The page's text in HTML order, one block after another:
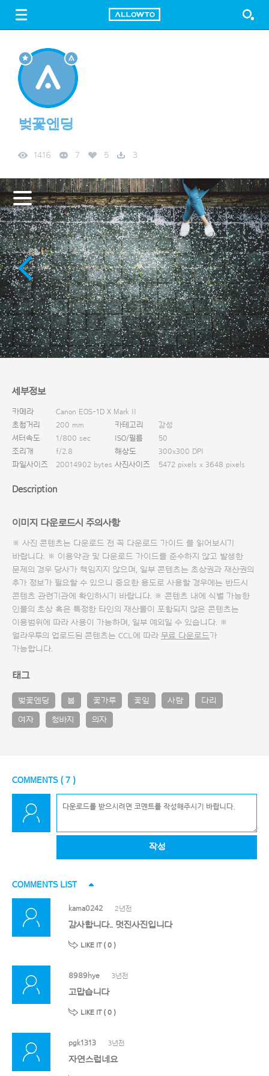
FREE DOWNLOAD
벚꽃엔딩
1416 7 5 3
세부정보
카메라
Canon EOS-1D X Mark II
초첨거리
200 mm 카테고리
감성
셔터속도
1/800 sec ISO/필름
50
조리개
f/2.8 해상도
300x300 DPI
파일사이즈
20014902 bytes 사진사이즈 5472 pixels x 3648 pixels
Description
이미지 다운로드시 주의사항
※ 사진 콘텐츠는 다운로드 전 꼭 다운로드 가이드 를 읽어보시기
바랍니다. ※ 이용약관 및 다운로드 가이드를 준수하지 않고 발생한
문제의 경우 당사가 책임지지 않으며, 일부 콘텐츠는 초상권과 재산권의
추가 정보가 필요할 수 있으니 중요한 용도로 사용할 경우에는 반드시
콘텐츠 관련기관에 확인하시기 바랍니다. ※ 콘텐츠 내에 식별 가능한
인물의 초상 혹은 특정한 타인의 재산물이 포함되지 않은 콘텐츠는
이용범위에 따라 사용이 가능하며, 일부 예외일 수 있습니다. ※
얼라우투의 업로드된 콘텐츠는 CCL에 따라 무료 다운로드가
가능합니다.
태그
벚꽃엔딩 봄 꽃가루 꽃잎 사람 다리
여자 청바지 의자
COMMENTS ( 7 )
작성
COMMENTS LIST
kama0242 2년전
감사합니다.. 멋진사진입니다
LIKE IT ( 0 )
8989hye 3년전
고맙습니다
LIKE IT ( 0 )
pgk1313 3년전
자연스럽네요